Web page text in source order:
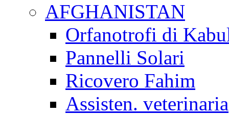
AFGHANISTAN
Orfanotrofi di
Pannelli Solari
Ricovero Fahim
Assisten. veterinaria